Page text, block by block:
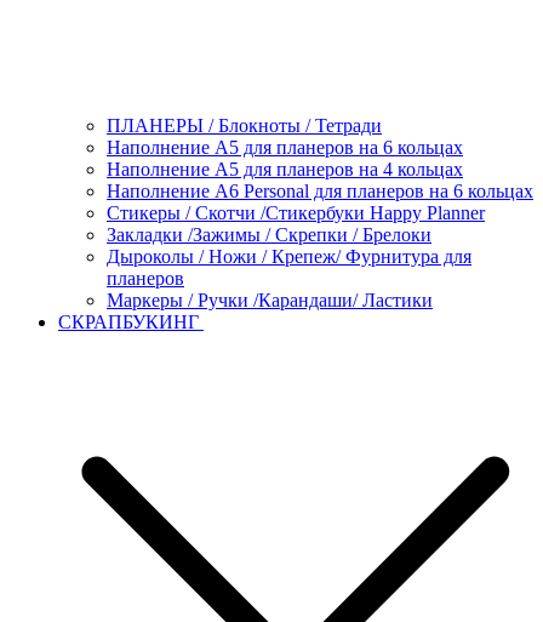
ПЛАНЕРЫ / Блокноты / Тетради
Наполнение А5 для планеров на 6 кольцах
Наполнение А5 для планеров на 4 кольцах
Наполнение А6 Personal для планеров на 6 кольцах
Стикеры / Скотчи /Стикербуки Happy Planner
Закладки /Зажимы / Скрепки / Брелоки
Дыроколы / Ножи / Крепеж/ Фурнитура для
планеров
Маркеры / Ручки /Карандаши/ Ластики
СКРАПБУКИНГ